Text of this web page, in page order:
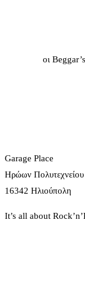
οι
Garage Place
Ηρώων
16342 Ηλιούπολη
It’s all about